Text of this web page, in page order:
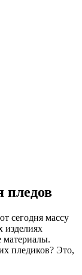
пледов
сегодня массу
изделиях
материалы.
пледиков? Это,